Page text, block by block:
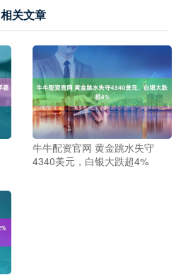
相关文章
牛牛配资官网 黄金跳水失守
4340美元，白银大跌超4%